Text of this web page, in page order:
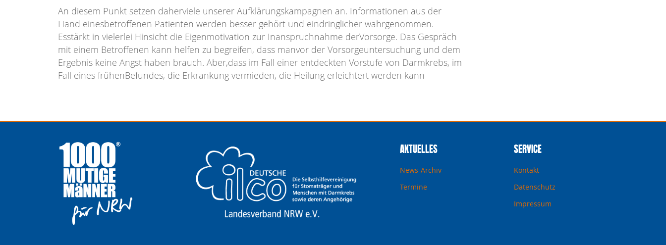
An diesem Punkt setzen daherviele unserer Aufklärungskampagnen an. Informationen aus der
Hand einesbetroffenen Patienten werden besser gehört und eindringlicher wahrgenommen.
Esstärkt in vielerlei Hinsicht die Eigenmotivation zur Inanspruchnahme derVorsorge. Das Gespräch
mit einem Betroffenen kann helfen zu begreifen, dass manvor der Vorsorgeuntersuchung und dem
Ergebnis keine Angst haben brauch. Aber,dass im Fall einer entdeckten Vorstufe von Darmkrebs, im
Fall eines frühenBefundes, die Erkrankung vermieden, die Heilung erleichtert werden kann
AKTUELLES
News-Archiv
Termine
SERVICE
Kontakt
Datenschutz
Impressum